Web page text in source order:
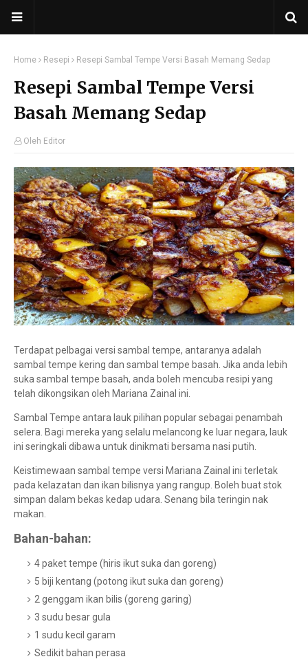
Home Resepi Resepi Sambal Tempe Versi Basah Memang Sedap
Resepi Sambal Tempe Versi
Basah Memang Sedap
Oleh Editor
Terdapat pelbagai versi sambal tempe, antaranya adalah
sambal tempe kering dan sambal tempe basah. Jika anda lebih
suka sambal tempe basah, anda boleh mencuba resipi yang
telah dikongsikan oleh Mariana Zainal ini.
Sambal Tempe antara lauk pilihan popular sebagai penambah
selera. Bagi mereka yang selalu melancong ke luar negara, lauk
ini seringkali dibawa untuk dinikmati bersama nasi putih.
Keistimewaan sambal tempe versi Mariana Zainal ini terletak
pada kelazatan dan ikan bilisnya yang rangup. Boleh buat stok
simpan dalam bekas kedap udara. Senang bila teringin nak
makan.
Bahan-bahan:
4 paket tempe (hiris ikut suka dan goreng)
5 biji kentang (potong ikut suka dan goreng)
2 genggam ikan bilis (goreng garing)
3 sudu besar gula
1 sudu kecil garam
Sedikit bahan perasa